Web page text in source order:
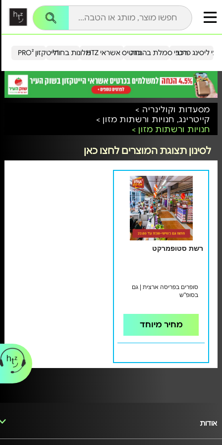
הייטקזון PRO²מלונות בחו"ל כרטיס אשראי HTZ ליסינג פרטירכבי סמלת בהנחה
מסעדות וקולינריה >
קייטרינג, חנויות ורשתות מזון >
חנויות ורשתות מזון >
לסינון תצוגת המוצרים לחצו כאן
רשת סטופמרקט
סופרים בפריסה ארצית | גם
בסופ"ש
מחיר מיוחד
אודות